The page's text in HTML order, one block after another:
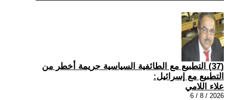
(37) التطبيع مع الطائفية السياسية جريمة أخطر من
التطبيع مع إسرائيل:
علاء اللامي
2026 / 8 / 6